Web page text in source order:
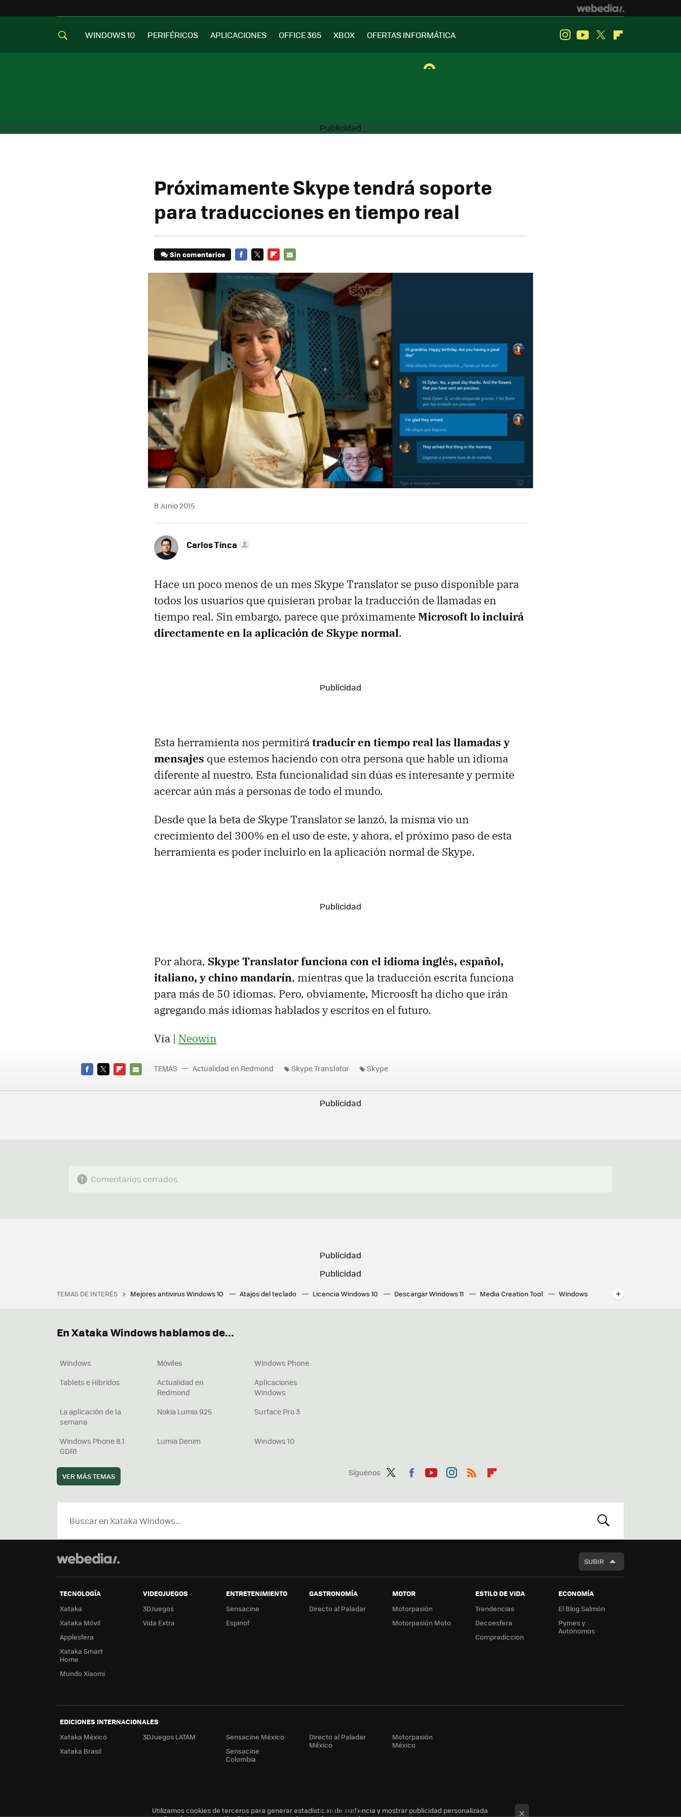
WINDOWS 10 PERIFÉRICOS APLICACIONES OFFICE 365 XBOX OFERTAS INFORMÁTICA InstagramYoutube
Twitter
Próximamente Skype tendrá soporte
para traducciones en tiempo real
Sin comentarios
MAIL
8 Junio 2015
Carlos Tinca
Hace un poco menos de un mes Skype Translator se puso disponible para
todos los usuarios que quisieran probar la traducción de llamadas en
tiempo real. Sin embargo, parece que próximamenteMicrosoft lo incluirá
directamente en la aplicación de Skype normal.
Esta herramienta nos permitirátraducir en tiempo real las llamadas y
mensajes que estemos haciendo con otra persona que hable un idioma
diferente al nuestro. Esta funcionalidad sin dúas es interesante y permite
acercar aún más a personas de todo el mundo.
Desde que la beta de Skype Translator se lanzó, la misma vio un
crecimiento del 300% en el uso de este, y ahora, el próximo paso de esta
herramienta es poder incluirlo en la aplicación normal de Skype.
Por ahora, Skype Translator funciona con el idioma inglés, español,
italiano, y chino mandarín, mientras que la traducción escrita funciona
para más de 50 idiomas. Pero, obviamente, Microosft ha dicho que irán
agregando más idiomas hablados y escritos en el futuro.
Via | Neowin
MAIL
TEMAS Actualidad en Redmond Skype Translator Skype
Comentarios cerrados
TEMAS DE INTERÉS Mejores antivirus Windows 10 Atajos del teclado Licencia Windows 10 Descargar Windows 11 Media Creation Tool
Windows
Síguenos
ter
ebo tub agr
boa
En Xataka Windows hablamos de...
Windows Móviles
Windows Phone
Tablets e Híbridos
Actualidad en
Redmond
Aplicaciones
Windows
La aplicación de la
semana
Nokia Lumia 925 Surface Pro 3
Windows Phone 8.1
GDR1
Lumia Denim Windows 10
VER MÁS TEMAS
BUSCAR
SUBIR
TECNOLOGÍA
Xataka
Xataka Móvil
Applesfera
Xataka Smart
Home
Mundo Xiaomi
VIDEOJUEGOS
3DJuegos
Vida Extra
ENTRETENIMIENTO
Sensacine
Espinof
GASTRONOMÍA
Directo al Paladar
MOTOR
Motorpasión
Motorpasión Moto
ESTILO DE VIDA
Trendencias
Decoesfera
Compradiccion
ECONOMÍA
El Blog Salmón
Pymes y
Autónomos
EDICIONES INTERNACIONALES
Xataka México
Xataka Brasil
3DJuegos LATAM
Sensacine México
Sensacine
Colombia
Directo al Paladar
México
Motorpasión
México
Utilizamos cookies de terceros para generar estadísticas de audiencia y mostrar publicidad personalizada